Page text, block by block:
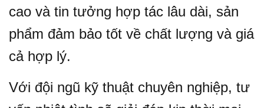
cao và tin tưởng hợp tác lâu dài, sản
phẩm đảm bảo tốt về chất lượng và giá
cả hợp lý.
Với đội ngũ kỹ thuật chuyên nghiệp, tư